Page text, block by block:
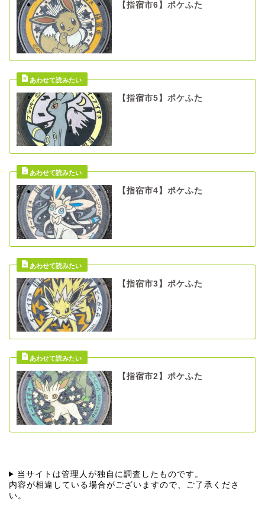
【指宿市6】ポケふた
【指宿市5】ポケふた
【指宿市4】ポケふた
【指宿市3】ポケふた
【指宿市2】ポケふた
当サイトは管理人が独自に調査したものです。
内容が相違している場合がございますので、ご了承くださ
い。